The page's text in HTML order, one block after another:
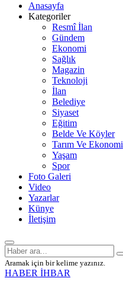
Anasayfa
Kategoriler
Resmî İlan
Gündem
Ekonomi
Sağlık
Magazin
Teknoloji
İlan
Belediye
Siyaset
Eğitim
Belde Ve Köyler
Tarım Ve Ekonomi
Yaşam
Spor
Foto Galeri
Video
Yazarlar
Künye
İletişim
Aramak için bir kelime yazınız.
HABER İHBAR